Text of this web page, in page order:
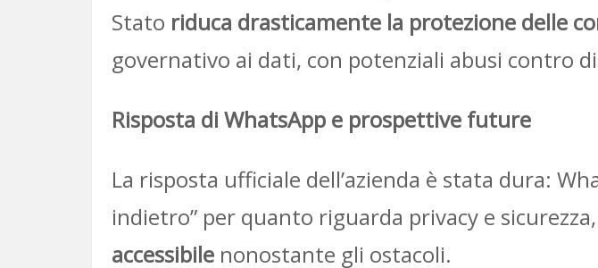
Stato riduca drasticamente la protezione delle
governativo ai dati, con potenziali abusi contro
Risposta di WhatsApp e prospettive future
La risposta ufficiale dell’azienda è stata dura:
indietro” per quanto riguarda privacy e
accessibile nonostante gli ostacoli.